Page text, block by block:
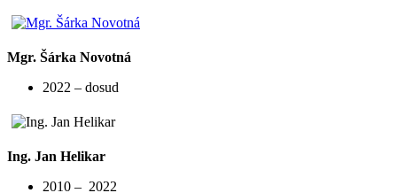
Mgr. Šárka Novotná
2022 – dosud
Ing. Jan Helikar
2010 – 2022